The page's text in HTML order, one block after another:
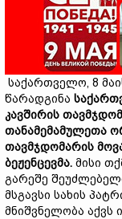
საქართველო, 8
წარადგინა
კავშირის
თანამემამულეთა
თავმჯდომარის
ბეჟენცევმა. მისი
გარეშე
მსგავსი სახის
მნიშვნელობა აქვს